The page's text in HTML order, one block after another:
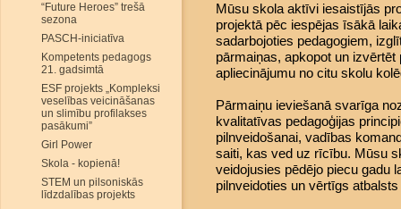
“Future Heroes” trešā
sezona
PASCH-iniciatīva
Kompetents pedagogs
21. gadsimtā
ESF projekts „Kompleksi
veselības veicināšanas
un slimību profilakses
pasākumi”
Girl Power
Skola - kopienā!
STEM un pilsoniskās
līdzdalības projekts
Mūsu skola aktīvi iesaistījās
projektā pēc iespējas īsākā
sadarbojoties pedagogiem,
pārmaiņas, apkopot un
apliecinājumu no citu skolu
Pārmaiņu ieviešanā svarīga
kvalitatīvas pedagoģijas
pilnveidošanai, vadības
saiti, kas ved uz rīcību. Mūsu
veidojusies pēdējo piecu gadu
pilnveidoties un vērtīgs